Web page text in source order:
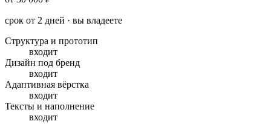
срок от 2 дней · вы владеете
Структура и прототип
входит
Дизайн под бренд
входит
Адаптивная вёрстка
входит
Тексты и наполнение
входит